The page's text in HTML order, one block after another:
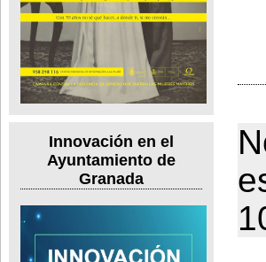
Innovación en el
Ayuntamiento de
Granada